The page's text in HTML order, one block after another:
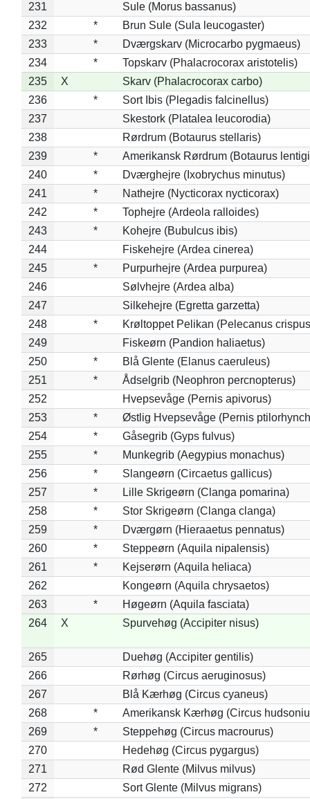
231
Sule (Morus bassanus)
232
*
Brun Sule (Sula leucogaster)
233
*
Dværgskarv (Microcarbo pygmaeus)
234
*
Topskarv (Phalacrocorax aristotelis)
235
X
Skarv (Phalacrocorax carbo)
236
*
Sort Ibis (Plegadis falcinellus)
237
Skestork (Platalea leucorodia)
238
Rørdrum (Botaurus stellaris)
239
*
Amerikansk Rørdrum (Botaurus
240
*
Dværghejre (Ixobrychus minutus)
241
*
Nathejre (Nycticorax nycticorax)
242
*
Tophejre (Ardeola ralloides)
243
*
Kohejre (Bubulcus ibis)
244
Fiskehejre (Ardea cinerea)
245
*
Purpurhejre (Ardea purpurea)
246
Sølvhejre (Ardea alba)
247
Silkehejre (Egretta garzetta)
248
*
Krøltoppet Pelikan (Pelecanus
249
Fiskeørn (Pandion haliaetus)
250
*
Blå Glente (Elanus caeruleus)
251
*
Ådselgrib (Neophron percnopterus)
252
Hvepsevåge (Pernis apivorus)
253
*
Østlig Hvepsevåge (Pernis
254
*
Gåsegrib (Gyps fulvus)
255
*
Munkegrib (Aegypius monachus)
256
*
Slangeørn (Circaetus gallicus)
257
*
Lille Skrigeørn (Clanga pomarina)
258
*
Stor Skrigeørn (Clanga clanga)
259
*
Dværgørn (Hieraaetus pennatus)
260
*
Steppeørn (Aquila nipalensis)
261
*
Kejserørn (Aquila heliaca)
262
Kongeørn (Aquila chrysaetos)
263
*
Høgeørn (Aquila fasciata)
264
X Spurvehøg (Accipiter nisus)
265
Duehøg (Accipiter gentilis)
266
Rørhøg (Circus aeruginosus)
267
Blå Kærhøg (Circus cyaneus)
268
*
Amerikansk Kærhøg (Circus
269
*
Steppehøg (Circus macrourus)
270
Hedehøg (Circus pygargus)
271
Rød Glente (Milvus milvus)
272
Sort Glente (Milvus migrans)